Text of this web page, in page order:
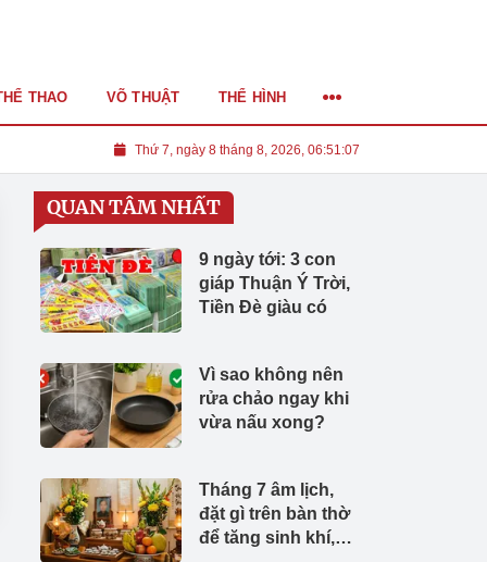
Thứ 7, ngày 8 tháng 8, 2026, 06:51:08
THAO VÕ THUẬT THỂ HÌNH
QUAN TÂM NHẤT
9 ngày tới: 3 con
giáp Thuận Ý Trời,
Tiền Đè giàu có
Vì sao không nên
rửa chảo ngay khi
vừa nấu xong?
Tháng 7 âm lịch,
đặt gì trên bàn thờ
để tăng sinh khí,